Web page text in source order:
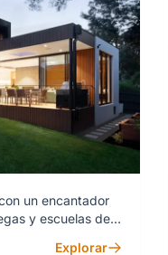
un encantador
y escuelas de
Explorar